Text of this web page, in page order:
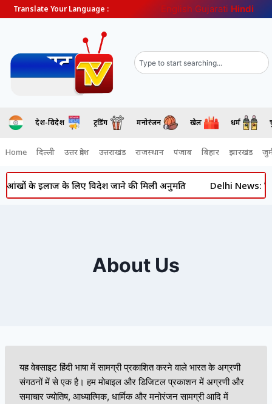
Translate Your Language : English Gujarati Hindi
देश-विदेश ट्रेंडिंग मनोरंजन खेल धर्म
Home दिल्ली उत्तर प्रदेश उत्तराखंड राजस्थान पंजाब बिहार झारखंड
आंखों के इलाज के लिए विदेश जाने की मिली अनुमति Delhi News:
About Us
यह वेबसाइट हिंदी भाषा में सामग्री प्रकाशित करने वाले भारत के अग्रणी
संगठनों में से एक है। हम मोबाइल और डिजिटल प्रकाशन में अग्रणी और
समाचार ज्योतिष, आध्यात्मिक, धार्मिक और मनोरंजन सामग्री आदि में